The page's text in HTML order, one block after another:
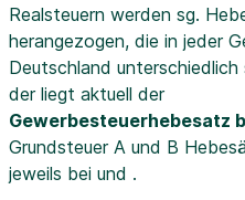
Realsteuern werden sg.
herangezogen, die in jeder
Deutschland unterschiedlich
der liegt aktuell der
Gewerbesteuerhebesatz
Grundsteuer A und B
jeweils bei und .